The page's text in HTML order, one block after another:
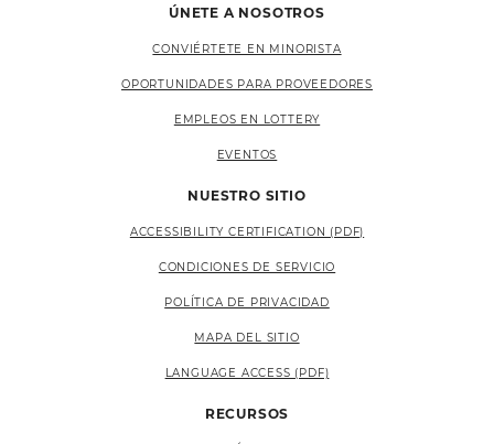
ÚNETE A NOSOTROS
CONVIÉRTETE EN MINORISTA
OPORTUNIDADES PARA PROVEEDORES
EMPLEOS EN LOTTERY
EVENTOS
NUESTRO SITIO
ACCESSIBILITY CERTIFICATION (PDF)
CONDICIONES DE SERVICIO
POLÍTICA DE PRIVACIDAD
MAPA DEL SITIO
LANGUAGE ACCESS (PDF)
RECURSOS